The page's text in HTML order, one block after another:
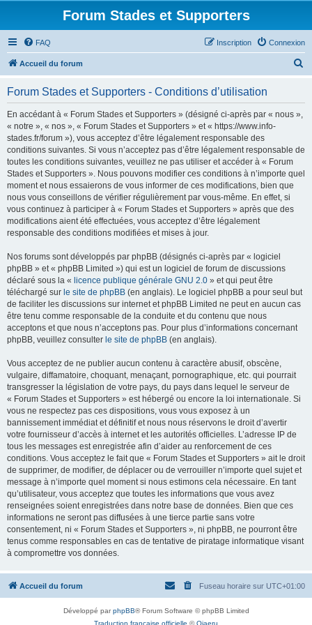
Forum Stades et Supporters
FAQ Connexion
Inscription
Accueil du forum
Forum Stades et Supporters - Conditions d’utilisation
En accédant à « Forum Stades et Supporters » (désigné ci-après par « nous »,
« notre », « nos », « Forum Stades et Supporters » et « https://www.info-
stades.fr/forum »), vous acceptez d’être légalement responsable des
conditions suivantes. Si vous n’acceptez pas d’être légalement responsable de
toutes les conditions suivantes, veuillez ne pas utiliser et accéder à « Forum
Stades et Supporters ». Nous pouvons modifier ces conditions à n’importe quel
moment et nous essaierons de vous informer de ces modifications, bien que
nous vous conseillons de vérifier régulièrement par vous-même. En effet, si
vous continuez à participer à « Forum Stades et Supporters » après que des
modifications aient été effectuées, vous acceptez d’être légalement
responsable des conditions modifiées et mises à jour.
Nos forums sont développés par phpBB (désignés ci-après par « logiciel
phpBB » et « phpBB Limited ») qui est un logiciel de forum de discussions
déclaré sous la « licence publique générale GNU 2.0 » et qui peut être
téléchargé sur le site de phpBB (en anglais). Le logiciel phpBB a pour seul but
de faciliter les discussions sur internet et phpBB Limited ne peut en aucun cas
être tenu comme responsable de la conduite et du contenu que nous
acceptons et que nous n’acceptons pas. Pour plus d’informations concernant
phpBB, veuillez consulter le site de phpBB (en anglais).
Vous acceptez de ne publier aucun contenu à caractère abusif, obscène,
vulgaire, diffamatoire, choquant, menaçant, pornographique, etc. qui pourrait
transgresser la législation de votre pays, du pays dans lequel le serveur de
« Forum Stades et Supporters » est hébergé ou encore la loi internationale. Si
vous ne respectez pas ces dispositions, vous vous exposez à un
bannissement immédiat et définitif et nous nous réservons le droit d’avertir
votre fournisseur d’accès à internet et les autorités officielles. L’adresse IP de
tous les messages est enregistrée afin d’aider au renforcement de ces
conditions. Vous acceptez le fait que « Forum Stades et Supporters » ait le droit
de supprimer, de modifier, de déplacer ou de verrouiller n’importe quel sujet et
message à n’importe quel moment si nous estimons cela nécessaire. En tant
qu’utilisateur, vous acceptez que toutes les informations que vous avez
renseignées soient enregistrées dans notre base de données. Bien que ces
informations ne seront pas diffusées à une tierce partie sans votre
consentement, ni « Forum Stades et Supporters », ni phpBB, ne pourront être
tenus comme responsables en cas de tentative de piratage informatique visant
à compromettre vos données.
Accueil du forum Fuseau horaire sur UTC+01:00
Développé parphpBB® Forum Software © phpBB Limited
Traduction française officielle ©Qiaeru